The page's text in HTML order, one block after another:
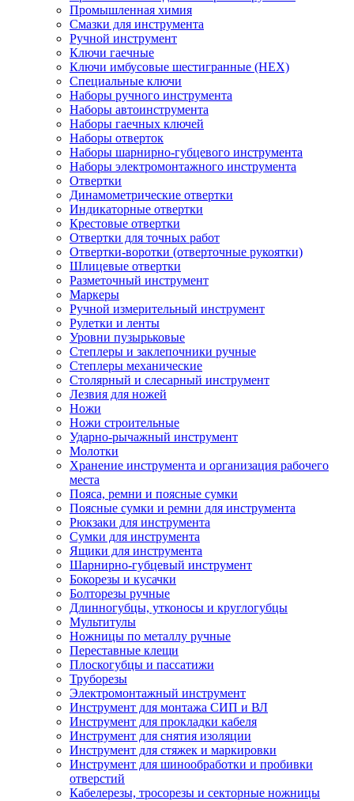
Промышленная химия
Смазки для инструмента
Ручной инструмент
Ключи гаечные
Ключи имбусовые шестигранные (HEX)
Специальные ключи
Наборы ручного инструмента
Наборы автоинструмента
Наборы гаечных ключей
Наборы отверток
Наборы шарнирно-губцевого инструмента
Наборы электромонтажного инструмента
Отвертки
Динамометрические отвертки
Индикаторные отвертки
Крестовые отвертки
Отвертки для точных работ
Отвертки-воротки (отверточные рукоятки)
Шлицевые отвертки
Разметочный инструмент
Маркеры
Ручной измерительный инструмент
Рулетки и ленты
Уровни пузырьковые
Степлеры и заклепочники ручные
Степлеры механические
Столярный и слесарный инструмент
Лезвия для ножей
Ножи
Ножи строительные
Ударно-рычажный инструмент
Молотки
Хранение инструмента и организация рабочего
места
Пояса, ремни и поясные сумки
Поясные сумки и ремни для инструмента
Рюкзаки для инструмента
Сумки для инструмента
Ящики для инструмента
Шарнирно-губцевый инструмент
Бокорезы и кусачки
Болторезы ручные
Длинногубцы, утконосы и круглогубцы
Мультитулы
Ножницы по металлу ручные
Переставные клещи
Плоскогубцы и пассатижи
Труборезы
Электромонтажный инструмент
Инструмент для монтажа СИП и ВЛ
Инструмент для прокладки кабеля
Инструмент для снятия изоляции
Инструмент для стяжек и маркировки
Инструмент для шинообработки и пробивки
отверстий
Кабелерезы, тросорезы и секторные ножницы